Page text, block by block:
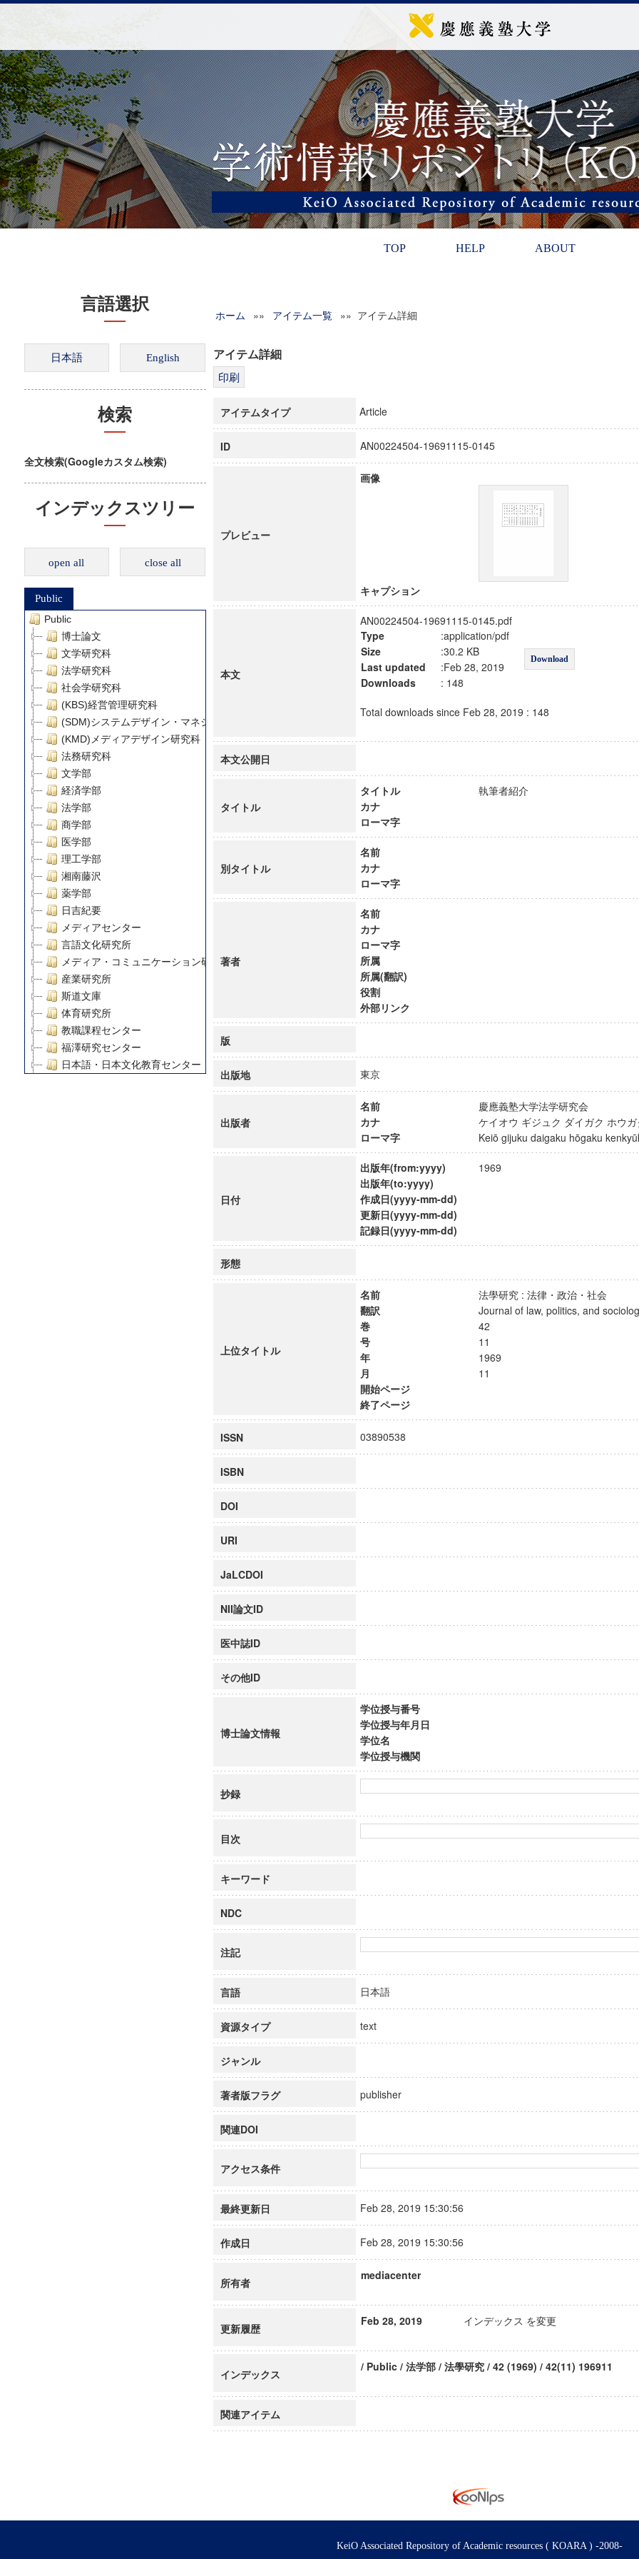
TOP HELP ABOUT
言語選択
検索
全文検索(Googleカスタム検索)
インデックスツリー
open all close all
Public
Public
博士論文
文学研究科
法学研究科
社会学研究科
(KBS)経営管理研究科
(SDM)システムデザイン・マネジメント研究科
(KMD)メディアデザイン研究科
法務研究科
文学部
経済学部
法学部
商学部
医学部
理工学部
湘南藤沢
薬学部
日吉紀要
メディアセンター
言語文化研究所
メディア・コミュニケーション研究所
産業研究所
斯道文庫
体育研究所
教職課程センター
福澤研究センター
日本語・日本文化教育センター
デジタルメディア・コンテンツ統合研究センター
慶應義塾大学グローバルCOEプログラム市民社会ガバナンス教育研究センター
慶應義塾大学グローバルCOEプログラム論理と感性の先端的教育研究拠点
博士課程教育リーディングプログラム「超成熟社会発展のサイエンス」
ホーム »» アイテム一覧 »» アイテム詳細
アイテム詳細
アイテムタイプ Article
ID AN00224504-19691115-0145
プレビュー
画像
キャプション
本文
AN00224504-19691115-0145.pdf
Type
:application/pdf
Download
Size
:30.2 KB
Last updated
:Feb 28, 2019
Downloads
: 148
Total downloads since Feb 28, 2019 : 148
本文公開日
タイトル
タイトル
執筆者紹介
カナ
ローマ字
別タイトル
名前
カナ
ローマ字
著者
名前
カナ
ローマ字
所属
所属(翻訳)
役割
外部リンク
版
出版地 東京
出版者
名前
慶應義塾大学法学研究会
カナ
ケイオウ ギジュク ダイガク ホウ
ローマ字
Keiō gijuku daigaku hōgaku
日付
出版年(from:yyyy)
1969
出版年(to:yyyy)
作成日(yyyy-mm-dd)
更新日(yyyy-mm-dd)
記録日(yyyy-mm-dd)
形態
上位タイトル
名前
法學研究 : 法律・政治・社会
翻訳
Journal of law, politics, and
巻
42
号
11
年
1969
月
11
開始ページ
終了ページ
ISSN 03890538
ISBN
DOI
URI
JaLCDOI
NII論文ID
医中誌ID
その他ID
博士論文情報
学位授与番号
学位授与年月日
学位名
学位授与機関
抄録
目次
キーワード
NDC
注記
言語 日本語
資源タイプ text
ジャンル
著者版フラグ publisher
関連DOI
アクセス条件
最終更新日 Feb 28, 2019 15:30:56
作成日 Feb 28, 2019 15:30:56
所有者
mediacenter
更新履歴
Feb 28, 2019 インデックス を変更
インデックス
/ Public / 法学部 / 法學研究 / 42 (1969) / 42(11) 196911
関連アイテム
KeiO Associated Repository of Academic resources ( KOARA ) -2008-